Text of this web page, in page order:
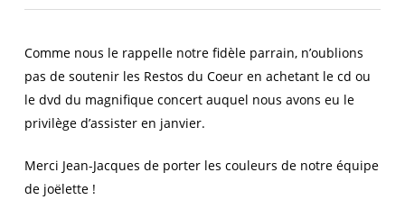
Comme nous le rappelle notre fidèle parrain, n’oublions
pas de soutenir les Restos du Coeur en achetant le cd ou
le dvd du magnifique concert auquel nous avons eu le
privilège d’assister en janvier.
Merci Jean-Jacques de porter les couleurs de notre équipe
de joëlette !